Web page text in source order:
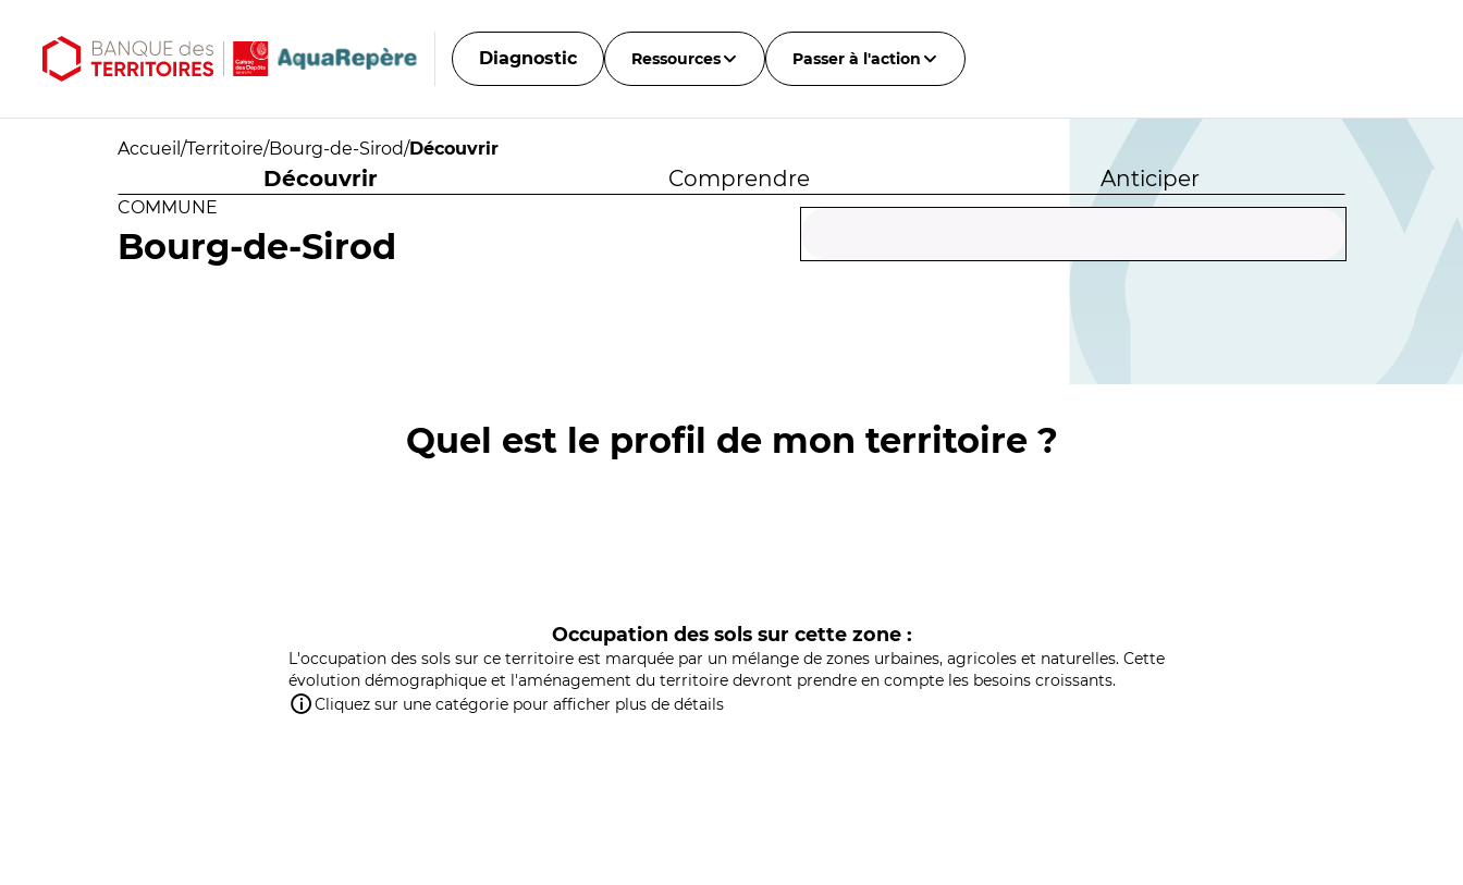
Diagnostic Ressources Passer à l'action
Accueil /Territoire/Bourg-de-Sirod/Découvrir
Découvrir Comprendre Anticiper
COMMUNE
Bourg-de-Sirod
Quel est le profil de mon territoire ?
Occupation des sols sur cette zone :
L'occupation des sols sur ce territoire est marquée par un mélange de zones urbaines, agricoles et naturelles. Cette
évolution démographique et l'aménagement du territoire devront prendre en compte les besoins croissants.
Cliquez sur une catégorie pour afficher plus de détails